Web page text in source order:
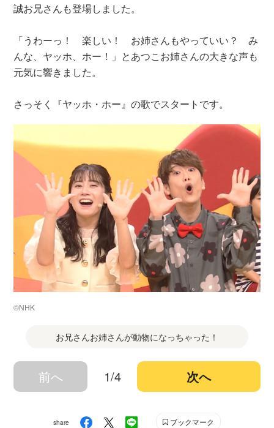
誠お兄さんも登場しました。
「うわーっ！ 楽しい！ お姉さんもやっていい？ み
んな、ヤッホ、ホー！」とあつこお姉さんの大きな声も
元気に響きました。
さっそく『ヤッホ・ホー』の歌でスタートです。
©NHK
お兄さんお姉さんが動物になっちゃった！
前へ 1/4 次へ
share ブックマーク